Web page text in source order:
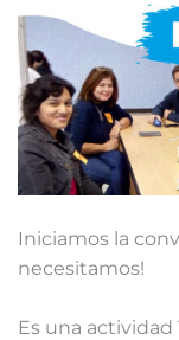
Iniciamos la
necesitamos!
Es una actividad